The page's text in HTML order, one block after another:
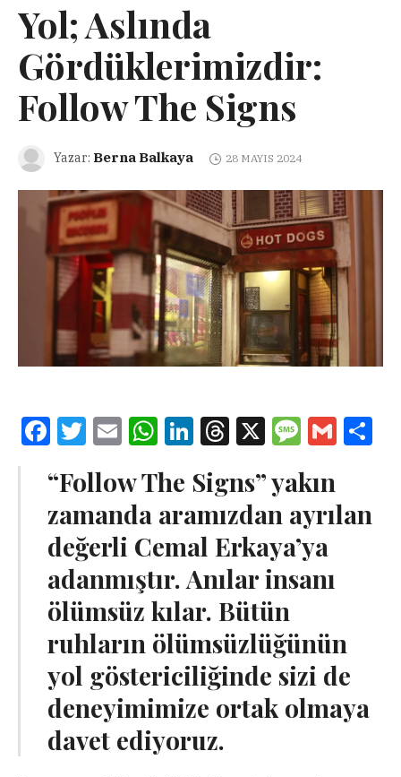
Yol; Aslında
Gördüklerimizdir:
Follow The Signs
Yazar: Berna Balkaya 28 MAYIS 2024
FacebookTwitterEmail WhatsAppLinkedInThreads
X Message
Gmail
“Follow The Signs” yakın
zamanda aramızdan ayrılan
değerli Cemal Erkaya’ya
adanmıştır. Anılar insanı
ölümsüz kılar. Bütün
ruhların ölümsüzlüğünün
yol göstericiliğinde sizi de
deneyimimize ortak olmaya
davet ediyoruz.